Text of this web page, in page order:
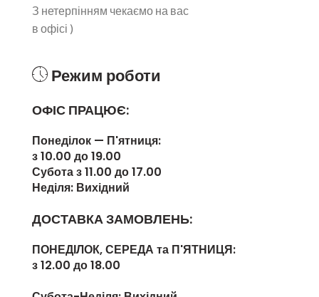
З нетерпінням чекаємо на вас
в офісі )
Режим роботи
ОФІС ПРАЦЮЄ:
Понеділок — П'ятниця:
з 10.00 до 19.00
Субота з 11.00 до 17.00
Неділя: Вихідний
ДОСТАВКА ЗАМОВЛЕНЬ:
ПОНЕДІЛОК, СЕРЕДА та П'ЯТНИЦЯ:
з 12.00 до 18.00